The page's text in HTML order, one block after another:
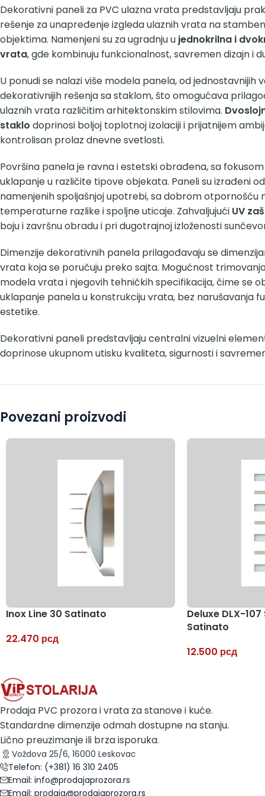
Dekorativni paneli za PVC ulazna vrata predstavljaju
rešenje za unapređenje izgleda ulaznih vrata na
objektima. Namenjeni su za ugradnju u jednokrilna i
vrata, gde kombinuju funkcionalnost, savremen dizajn i
U ponudi se nalazi više modela panela, od jednostavnijih
dekorativnijih rešenja sa staklom, što omogućava
ulaznih vrata različitim arhitektonskim stilovima.
staklo doprinosi boljoj toplotnoj izolaciji i prijatnijem
kontrolisan prolaz dnevne svetlosti.
Površina panela je ravna i estetski obrađena, sa
uklapanje u različite tipove objekata. Paneli su izrađeni
namenjenih spoljašnjoj upotrebi, sa dobrom otpornošću
temperaturne razlike i spoljne uticaje. Zahvaljujući UV
boju i završnu obradu i pri dugotrajnoj izloženosti
Dimenzije dekorativnih panela prilagođavaju se
vrata koja se poručuju preko sajta. Mogućnost
modela vrata i njegovih tehničkih specifikacija, čime se
uklapanje panela u konstrukciju vrata, bez narušavanja
estetike.
Dekorativni paneli predstavljaju centralni vizuelni
doprinose ukupnom utisku kvaliteta, sigurnosti i
Povezani proizvodi
Inox Line 30 Satinato
22.470 рсд
Deluxe DLX-
Satinato
12.500 рсд
Prodaja PVC prozora i vrata za stanove i kuće.
Standardne dimenzije odmah dostupne na stanju.
Lično preuzimanje ili brza isporuka.
Voždova 25/6, 16000 Leskovac
Telefon: (+381) 16 310 2405
Email: info@prodajaprozora.rs
Email: prodaja@prodajaprozora.rs